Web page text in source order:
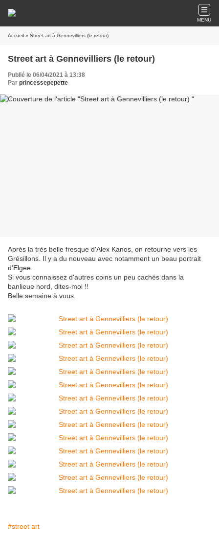
MENU
Accueil » Street art à Gennevilliers (le retour)
Street art à Gennevilliers (le retour)
Publié le 06/04/2021 à 13:38
Par princessepepette
Après la très belle fresque d'Alex Kanos, on retourne vers les
Grésillons. Il y a du nouveau avec notamment un beau portrait
d'Elgee.
Si vous connaissez d'autres coins un peu cachés dans la
banlieue nord, dites-moi !!
Belle semaine à vous.
#street art